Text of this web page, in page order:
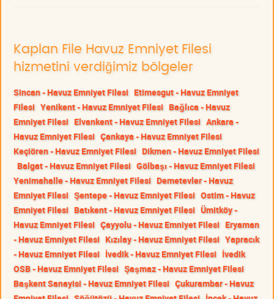
Kaplan File Havuz Emniyet Filesi
hizmetini verdiğimiz bölgeler
Sincan - Havuz Emniyet Filesi Etimesgut - Havuz Emniyet
Filesi Yenikent - Havuz Emniyet Filesi Bağlıca - Havuz
Emniyet Filesi Elvankent - Havuz Emniyet Filesi Ankara -
Havuz Emniyet Filesi Çankaya - Havuz Emniyet Filesi
Keçiören - Havuz Emniyet Filesi Dikmen - Havuz Emniyet Filesi
Balgat - Havuz Emniyet Filesi Gölbaşı - Havuz Emniyet Filesi
Yenimahalle - Havuz Emniyet Filesi Demetevler - Havuz
Emniyet Filesi Şentepe - Havuz Emniyet Filesi Ostim - Havuz
Emniyet Filesi Batıkent - Havuz Emniyet Filesi Ümitköy -
Havuz Emniyet Filesi Çayyolu - Havuz Emniyet Filesi Eryaman
- Havuz Emniyet Filesi Kızılay - Havuz Emniyet Filesi Yapracık
- Havuz Emniyet Filesi İvedik - Havuz Emniyet Filesi İvedik
OSB - Havuz Emniyet Filesi Şaşmaz - Havuz Emniyet Filesi
Başkent Sanayisi - Havuz Emniyet Filesi Çukurambar - Havuz